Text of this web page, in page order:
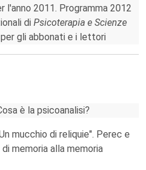
l'anno 2011. Programma 2012
di Psicoterapia e Scienze
gli abbonati e i lettori
è la psicoanalisi?
mucchio di reliquie". Perec e
memoria alla memoria